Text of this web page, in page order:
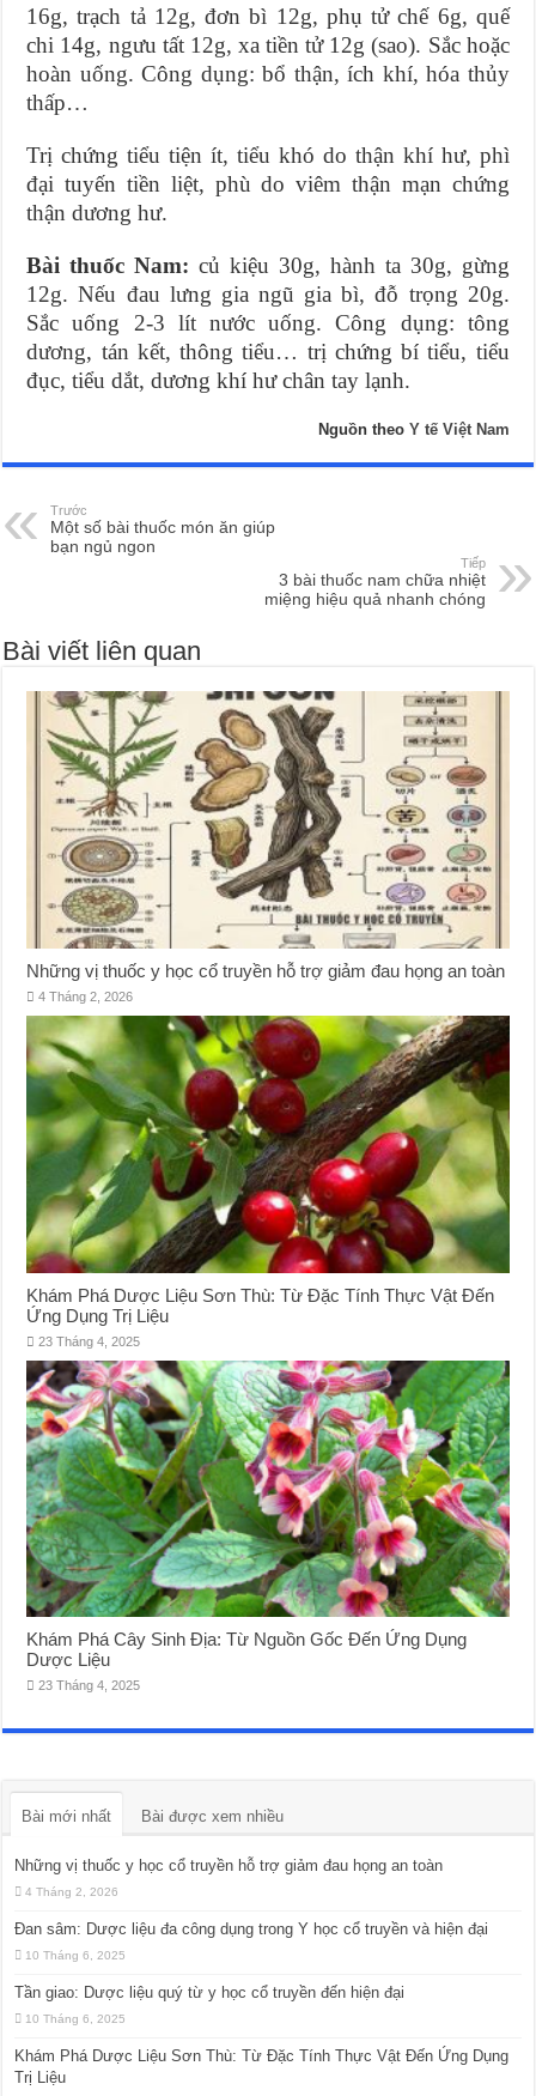
16g, trạch tả 12g, đơn bì 12g, phụ tử chế 6g, quế
chi 14g, ngưu tất 12g, xa tiền tử 12g (sao). Sắc hoặc
hoàn uống. Công dụng: bổ thận, ích khí, hóa thủy
thấp…
Trị chứng tiểu tiện ít, tiểu khó do thận khí hư, phì
đại tuyến tiền liệt, phù do viêm thận mạn chứng
thận dương hư.
Bài thuốc Nam: củ kiệu 30g, hành ta 30g, gừng
12g. Nếu đau lưng gia ngũ gia bì, đỗ trọng 20g.
Sắc uống 2-3 lít nước uống. Công dụng: tông
dương, tán kết, thông tiểu… trị chứng bí tiểu, tiểu
đục, tiểu dắt, dương khí hư chân tay lạnh.
Nguồn theo Y tế Việt Nam
Trước
Một số bài thuốc món ăn giúp
bạn ngủ ngon
Tiếp
3 bài thuốc nam chữa nhiệt
miệng hiệu quả nhanh chóng
Bài viết liên quan
Những vị thuốc y học cổ truyền hỗ trợ giảm đau họng an toàn
4 Tháng 2, 2026
Khám Phá Dược Liệu Sơn Thù: Từ Đặc Tính Thực Vật Đến
Ứng Dụng Trị Liệu
23 Tháng 4, 2025
Khám Phá Cây Sinh Địa: Từ Nguồn Gốc Đến Ứng Dụng
Dược Liệu
23 Tháng 4, 2025
Bài mới nhất Bài được xem nhiều
Những vị thuốc y học cổ truyền hỗ trợ giảm đau họng an toàn
4 Tháng 2, 2026
Đan sâm: Dược liệu đa công dụng trong Y học cổ truyền và hiện đại
10 Tháng 6, 2025
Tần giao: Dược liệu quý từ y học cổ truyền đến hiện đại
10 Tháng 6, 2025
Khám Phá Dược Liệu Sơn Thù: Từ Đặc Tính Thực Vật Đến Ứng Dụng
Trị Liệu